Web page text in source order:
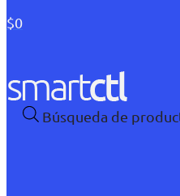
$0
Búsqueda de